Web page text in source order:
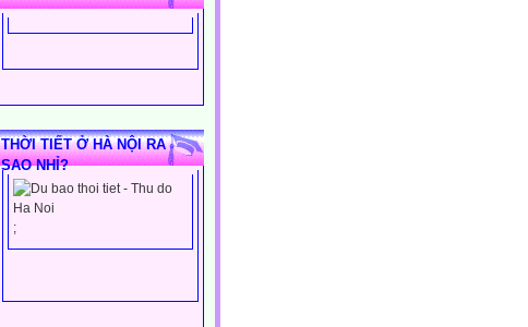
THỜI TIẾT Ở HÀ NỘI RA
SAO NHỈ?
;